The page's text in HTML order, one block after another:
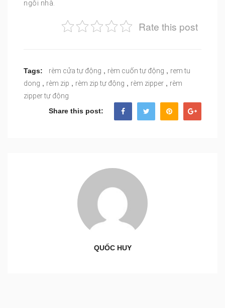
ngôi nhà.
Rate this post
Tags: rèm cửa tự động , rèm cuốn tự động , rem tu
dong , rèm zip , rèm zip tự động , rèm zipper , rèm
zipper tự động
Share this post:
QUỐC HUY